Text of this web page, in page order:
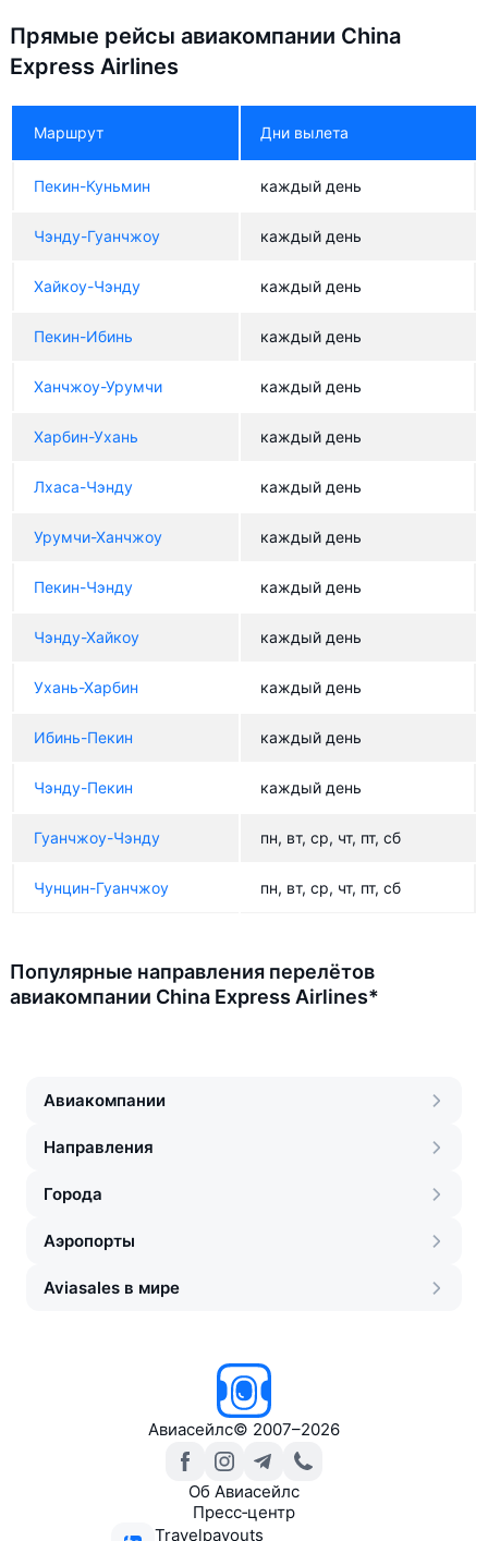
Прямые рейсы авиакомпании China
Express Airlines
Маршрут Дни вылета
Пекин-Куньмин каждый день
Чэнду-Гуанчжоу каждый день
Хайкоу-Чэнду каждый день
Пекин-Ибинь каждый день
Ханчжоу-Урумчи каждый день
Харбин-Ухань каждый день
Лхаса-Чэнду каждый день
Урумчи-Ханчжоу каждый день
Пекин-Чэнду каждый день
Чэнду-Хайкоу каждый день
Ухань-Харбин каждый день
Ибинь-Пекин каждый день
Чэнду-Пекин каждый день
Гуанчжоу-Чэнду пн, вт, ср, чт, пт, сб
Чунцин-Гуанчжоу пн, вт, ср, чт, пт, сб
Популярные направления перелётов
авиакомпании China Express Airlines*
Авиакомпании
Направления
Города
Аэропорты
Aviasales в мире
Авиасейлс© 2007–2026
Об Авиасейлс
Пресс‑центр
Travelpayouts